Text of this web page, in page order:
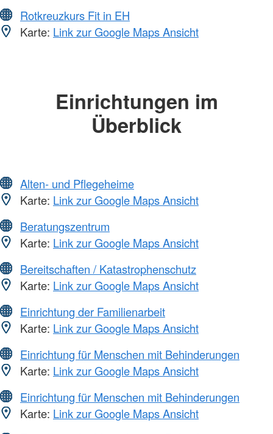
Rotkreuzkurs Fit in EH
Karte: Link zur Google Maps Ansicht
Einrichtungen im
Überblick
Alten- und Pflegeheime
Karte: Link zur Google Maps Ansicht
Beratungszentrum
Karte: Link zur Google Maps Ansicht
Bereitschaften / Katastrophenschutz
Karte: Link zur Google Maps Ansicht
Einrichtung der Familienarbeit
Karte: Link zur Google Maps Ansicht
Einrichtung für Menschen mit Behinderungen
Karte: Link zur Google Maps Ansicht
Einrichtung für Menschen mit Behinderungen
Karte: Link zur Google Maps Ansicht